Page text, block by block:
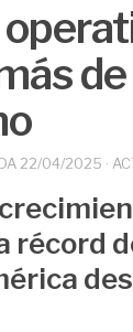
22/04/2025 ·
récord